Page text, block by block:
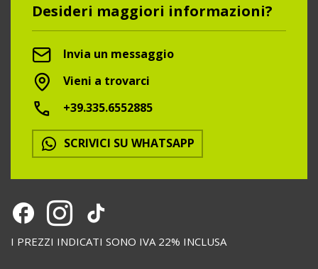
Desideri maggiori informazioni?
Invia un messaggio
Vieni a trovarci
+39.335.6552885
SCRIVICI SU WHATSAPP
I PREZZI INDICATI SONO IVA 22% INCLUSA